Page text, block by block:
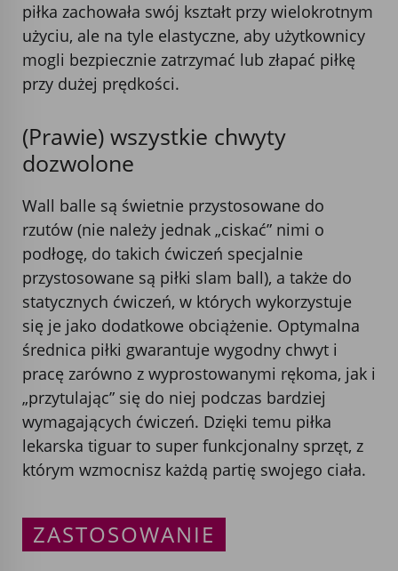
piłka zachowała swój kształt przy wielokrotnym
użyciu, ale na tyle elastyczne, aby użytkownicy
mogli bezpiecznie zatrzymać lub złapać piłkę
przy dużej prędkości.
(Prawie) wszystkie chwyty
dozwolone
Wall balle są świetnie przystosowane do
rzutów (nie należy jednak „ciskać” nimi o
podłogę, do takich ćwiczeń specjalnie
przystosowane są piłki slam ball), a także do
statycznych ćwiczeń, w których wykorzystuje
się je jako dodatkowe obciążenie. Optymalna
średnica piłki gwarantuje wygodny chwyt i
pracę zarówno z wyprostowanymi rękoma, jak i
„przytulając” się do niej podczas bardziej
wymagających ćwiczeń. Dzięki temu piłka
lekarska tiguar to super funkcjonalny sprzęt, z
którym wzmocnisz każdą partię swojego ciała.
ZASTOSOWANIE